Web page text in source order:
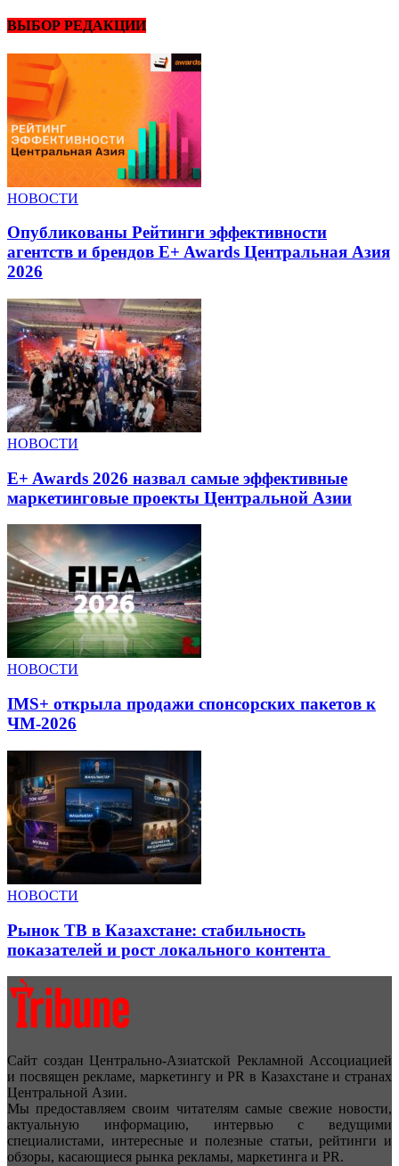
ВЫБОР РЕДАКЦИИ
НОВОСТИ
Опубликованы Рейтинги эффективности
агентств и брендов E+ Awards Центральная Азия
2026
НОВОСТИ
E+ Awards 2026 назвал самые эффективные
маркетинговые проекты Центральной Азии
НОВОСТИ
IMS+ открыла продажи спонсорских пакетов к
ЧМ-2026
НОВОСТИ
Рынок ТВ в Казахстане: стабильность
показателей и рост локального контента
Сайт создан Центрально-Азиатской Рекламной Ассоциацией
и посвящен рекламе, маркетингу и PR в Казахстане и странах
Центральной Азии.
Мы предоставляем своим читателям самые свежие новости,
актуальную информацию, интервью с ведущими
специалистами, интересные и полезные статьи, рейтинги и
обзоры, касающиеся рынка рекламы, маркетинга и PR.